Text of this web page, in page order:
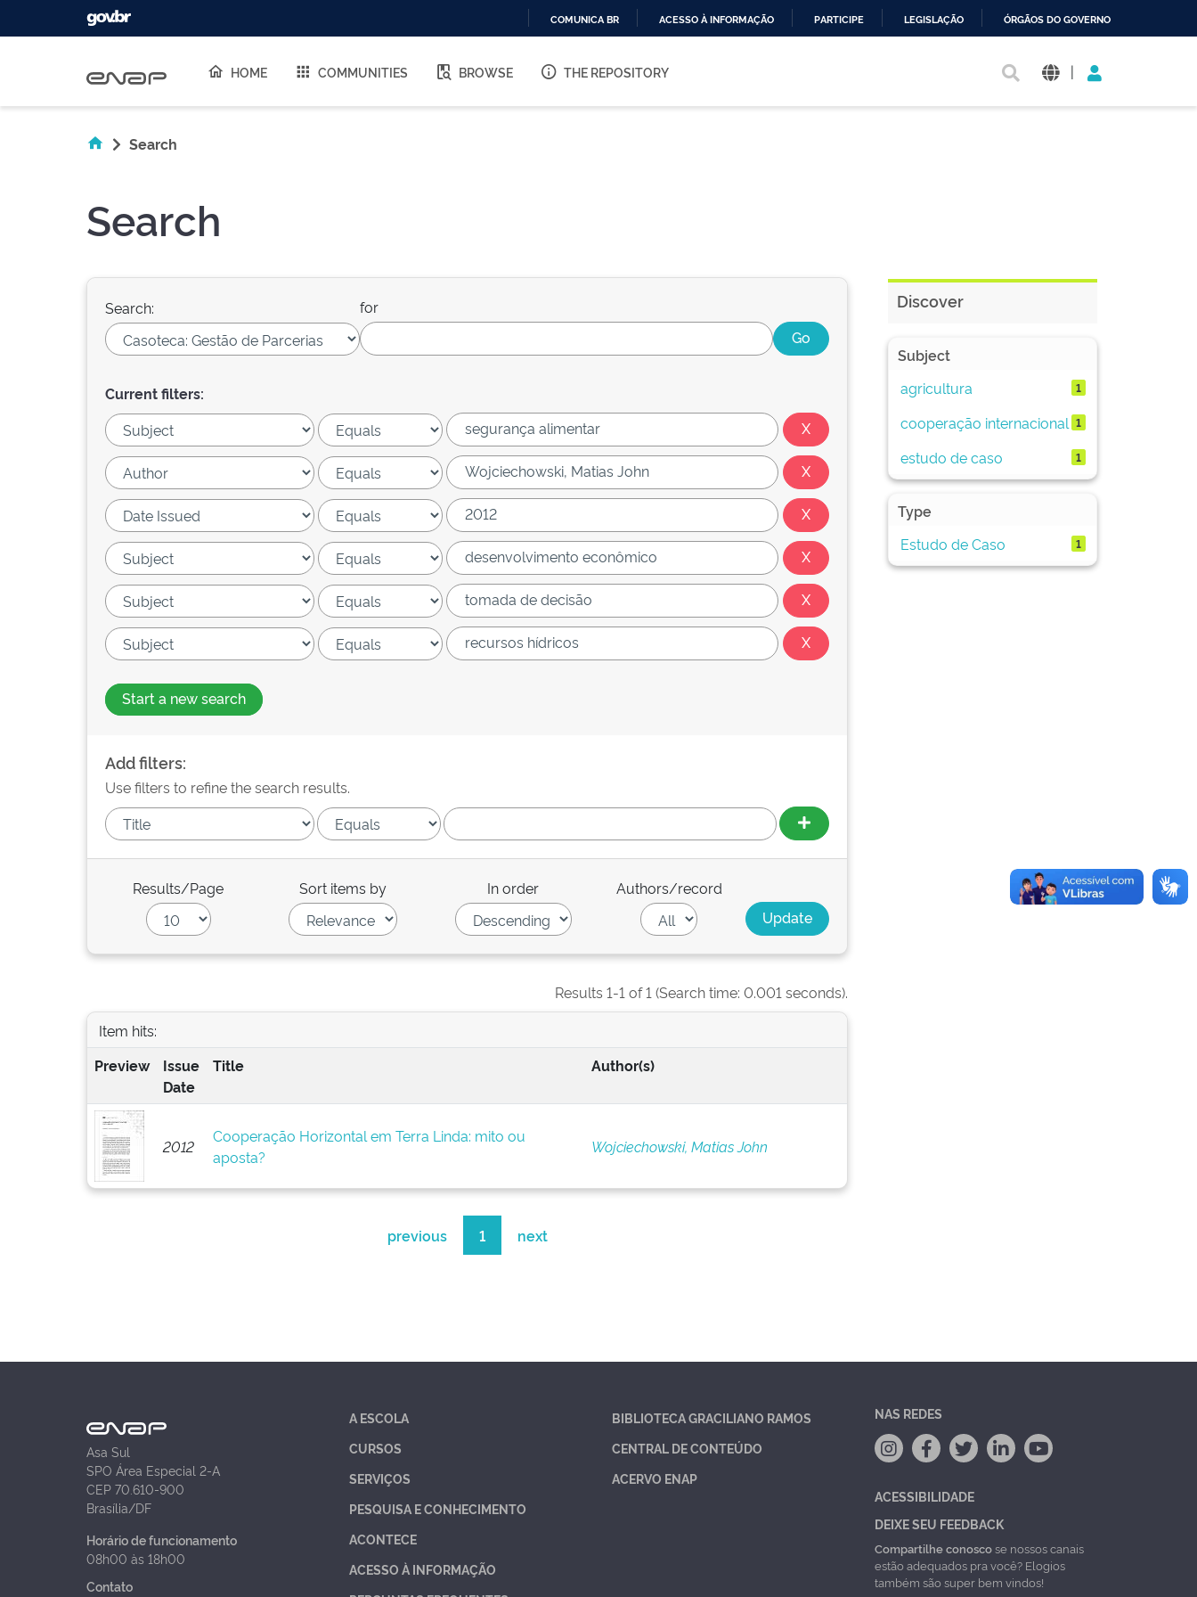
O
COMUNICA BR ACESSO À INFORMAÇÃO PARTICIPE LEGISLAÇÃO ÓRGÃOS DO GOVERNO
HOME COMMUNITIES BROWSE THE REPOSITORY |
Search
Search
Search: for
Current filters:
Start a new search
Add filters:
Use filters to refine the search results.
Results/Page Sort items by In order Authors/record
Results 1-1 of 1 (Search time: 0.001 seconds).
Item hits:
Preview
Issue
Date
Title Author(s)
2012
Cooperação Horizontal em Terra Linda: mito ou
aposta?
Wojciechowski, Matias John
previous 1 next
Discover
Subject
agricultura
1
cooperação internacional 1
estudo de caso 1
Type
Estudo de Caso
1
Asa Sul
SPO Área Especial 2-A
CEP 70.610-900
Brasília/DF
Horário de funcionamento
08h00 às 18h00
Contato
A ESCOLA
CURSOS
SERVIÇOS
PESQUISA E CONHECIMENTO
ACONTECE
ACESSO À INFORMAÇÃO
BIBLIOTECA GRACILIANO RAMOS
CENTRAL DE CONTEÚDO
ACERVO ENAP
NAS REDES
ACESSIBILIDADE
DEIXE SEU FEEDBACK
Compartilhe conoscose nossos canais
estão adequados pra você? Elogios
também são super bem vindos!